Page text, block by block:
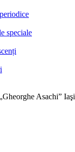
speciale
Asachi” Iaşi